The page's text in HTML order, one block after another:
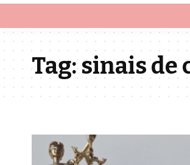
Tag:sinais de